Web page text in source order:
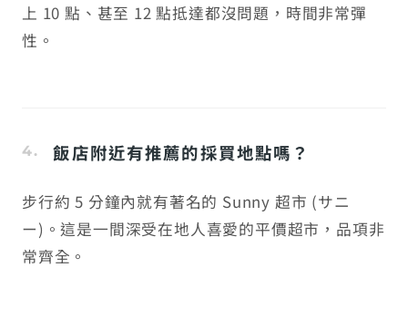
上 10 點、甚至 12 點抵達都沒問題，時間非常彈
性。
飯店附近有推薦的採買地點嗎？
步行約 5 分鐘內就有著名的 Sunny 超市 (サニ
ー)。這是一間深受在地人喜愛的平價超市，品項非
常齊全。